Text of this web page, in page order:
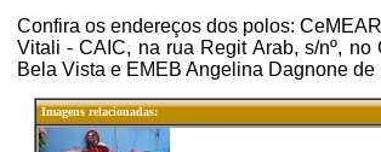
Confira os endereços dos polos:
Vitali - CAIC, na rua Regit Arab, s/nº,
Bela Vista e EMEB Angelina Dagnone
Imagens relacionadas: